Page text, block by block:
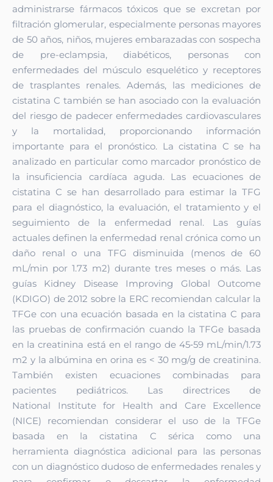
administrarse fármacos tóxicos que se excretan por
filtración glomerular, especialmente personas mayores
de 50 años, niños, mujeres embarazadas con sospecha
de pre-eclampsia, diabéticos, personas con
enfermedades del músculo esquelético y receptores
de trasplantes renales. Además, las mediciones de
cistatina C también se han asociado con la evaluación
del riesgo de padecer enfermedades cardiovasculares
y la mortalidad, proporcionando información
importante para el pronóstico. La cistatina C se ha
analizado en particular como marcador pronóstico de
la insuficiencia cardíaca aguda. Las ecuaciones de
cistatina C se han desarrollado para estimar la TFG
para el diagnóstico, la evaluación, el tratamiento y el
seguimiento de la enfermedad renal. Las guías
actuales definen la enfermedad renal crónica como un
daño renal o una TFG disminuida (menos de 60
mL/min por 1.73 m2) durante tres meses o más. Las
guías Kidney Disease Improving Global Outcome
(KDIGO) de 2012 sobre la ERC recomiendan calcular la
TFGe con una ecuación basada en la cistatina C para
las pruebas de confirmación cuando la TFGe basada
en la creatinina está en el rango de 45‑59 mL/min/1.73
m2 y la albúmina enorina es < 30 mg/g de creatinina.
También existen ecuaciones combinadas para
pacientes pediátricos. Las directrices de
National Institute for Health and Care Excellence
(NICE) recomiendan considerar el uso de la TFGe
basada en la cistatina C sérica como una
herramientadiagnóstica adicional para las personas
con un diagnóstico dudoso deenfermedades renales y